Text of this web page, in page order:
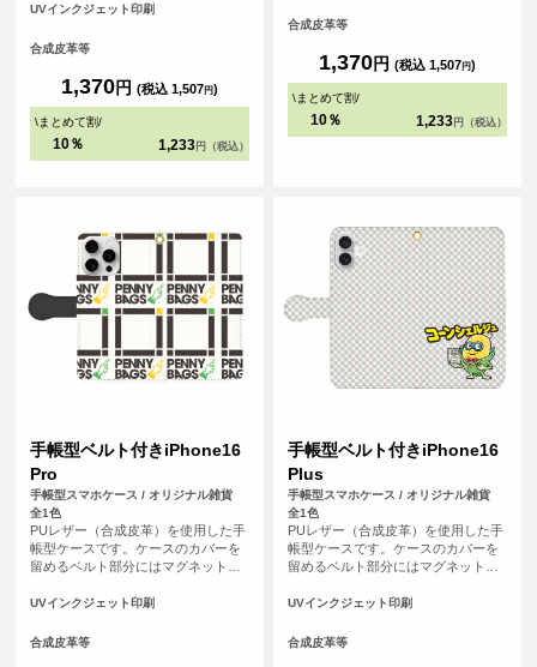
た。内側には交通系ICカードや身分
ットがはいっています。
UVインクジェット印刷
合成皮革等
1,370円 (税込 1,507円)
\まとめて割/
10％ 1,233 円（税込）
ットがはいっています。
合成皮革等
1,370円 (税込 1,507円)
\まとめて割/
10％ 1,233 円（税込）
手帳型ベルト付きiPhone16
Pro
手帳型スマホケース / オリジナル雑貨
全1色
PUレザー（合成皮革）を使用した手
帳型ケースです。ケースのカバーを
留めるベルト部分にはマグネット使
た。内側には交通系ICカードや身分
ットがはいっています。
UVインクジェット印刷
合成皮革等
手帳型ベルト付きiPhone16
Plus
手帳型スマホケース / オリジナル雑貨
全1色
PUレザー（合成皮革）を使用した手
帳型ケースです。ケースのカバーを
留めるベルト部分にはマグネット使
た。内側には交通系ICカードや身分
ットがはいっています。
UVインクジェット印刷
合成皮革等